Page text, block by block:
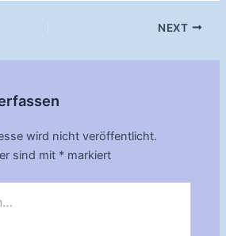
NEXT
wird nicht veröffentlicht.
sind mit * markiert